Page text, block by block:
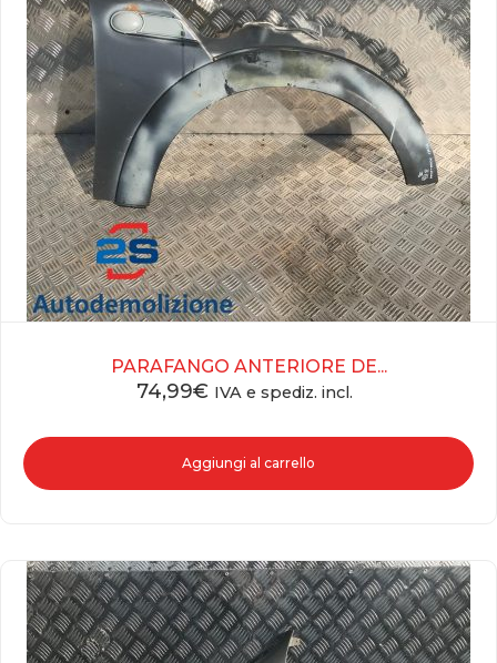
PARAFANGO ANTERIORE DE...
74,99€ IVA e spediz. incl.
Aggiungi al carrello